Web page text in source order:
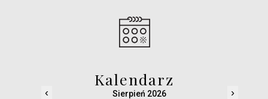
Kalendarz
‹ Sierpień 2026 ›